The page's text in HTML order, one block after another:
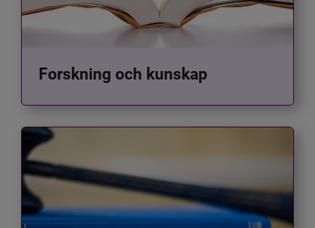
Forskning och kunskap